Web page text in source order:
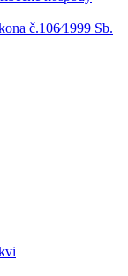
č.106⁄1999 Sb.